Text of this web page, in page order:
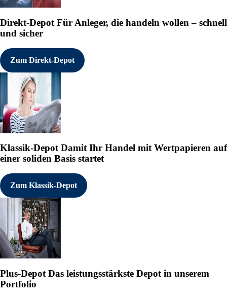
Direkt-Depot Für Anleger, die handeln wollen – schnell
und sicher
Zum Direkt-Depot
Klassik-DepotDamit Ihr Handel mit Wertpapieren auf
einer soliden Basis startet
Zum Klassik-Depot
Plus-Depot Das leistungsstärkste Depot in unserem
Portfolio